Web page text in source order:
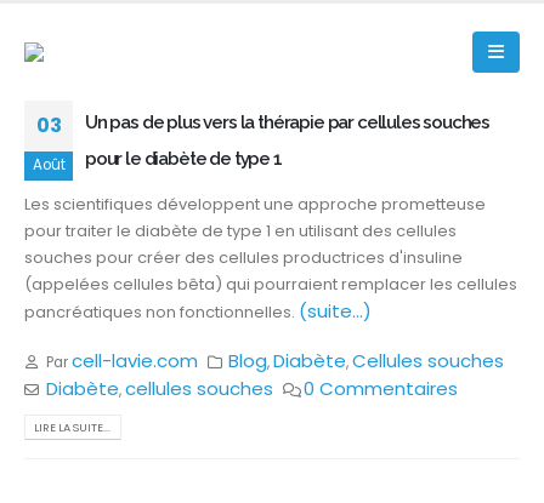
03
Août
Un pas de plus vers la thérapie par cellules souches
pour le diabète de type 1
Les scientifiques développent une approche prometteuse
pour traiter le diabète de type 1 en utilisant des cellules
souches pour créer des cellules productrices d'insuline
(appelées cellules bêta) qui pourraient remplacer les cellules
pancréatiques non fonctionnelles. (suite…)
Parcell-lavie.com Blog,Diabète,Cellules souches
Diabète,cellules souches 0 Commentaires
LIRE LA SUITE...